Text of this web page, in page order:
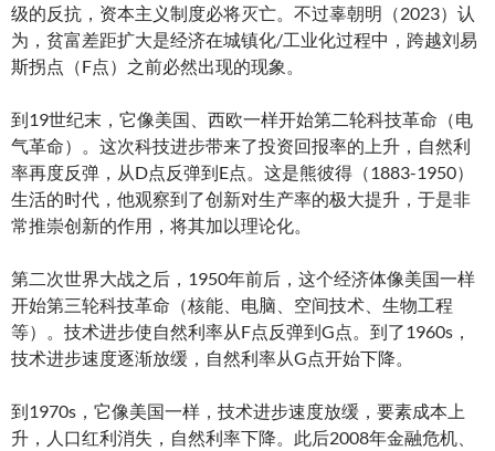
级的反抗，资本主义制度必将灭亡。不过辜朝明（2023）认
为，贫富差距扩大是经济在城镇化/工业化过程中，跨越刘易
斯拐点（F点）之前必然出现的现象。
到19世纪末，它像美国、西欧一样开始第二轮科技革命（电
气革命）。这次科技进步带来了投资回报率的上升，自然利
率再度反弹，从D点反弹到E点。这是熊彼得（1883-1950）
生活的时代，他观察到了创新对生产率的极大提升，于是非
常推崇创新的作用，将其加以理论化。
第二次世界大战之后，1950年前后，这个经济体像美国一样
开始第三轮科技革命（核能、电脑、空间技术、生物工程
等）。技术进步使自然利率从F点反弹到G点。到了1960s，
技术进步速度逐渐放缓，自然利率从G点开始下降。
到1970s，它像美国一样，技术进步速度放缓，要素成本上
升，人口红利消失，自然利率下降。此后2008年金融危机、